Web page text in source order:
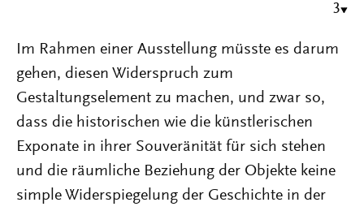
3
Im Rahmen einer Ausstellung müsste es darum
gehen, diesen Widerspruch zum
Gestaltungselement zu machen, und zwar so,
dass die historischen wie die künstlerischen
Exponate in ihrer Souveränität für sich stehen
und die räumliche Beziehung der Objekte keine
simple Widerspiegelung der Geschichte in der